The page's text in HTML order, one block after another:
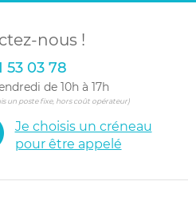
nous !
53 03 78
de 10h à 17h
un poste fixe, hors coût opérateur)
Je choisis un créneau
pour être appelé